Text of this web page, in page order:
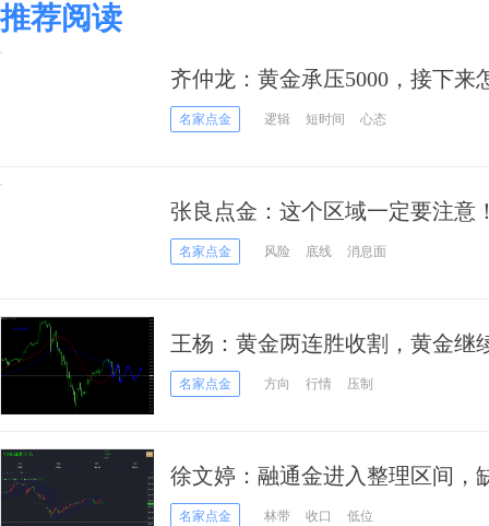
推荐阅读
齐仲龙：黄金承压5000，接下来
名家点金 逻辑 短时间 心态
张良点金：这个区域一定要注意
名家点金 风险 底线 消息面
王杨：黄金两连胜收割，黄金继
名家点金 方向 行情 压制
徐文婷：融通金进入整理区间，
名家点金 林带 收口 低位